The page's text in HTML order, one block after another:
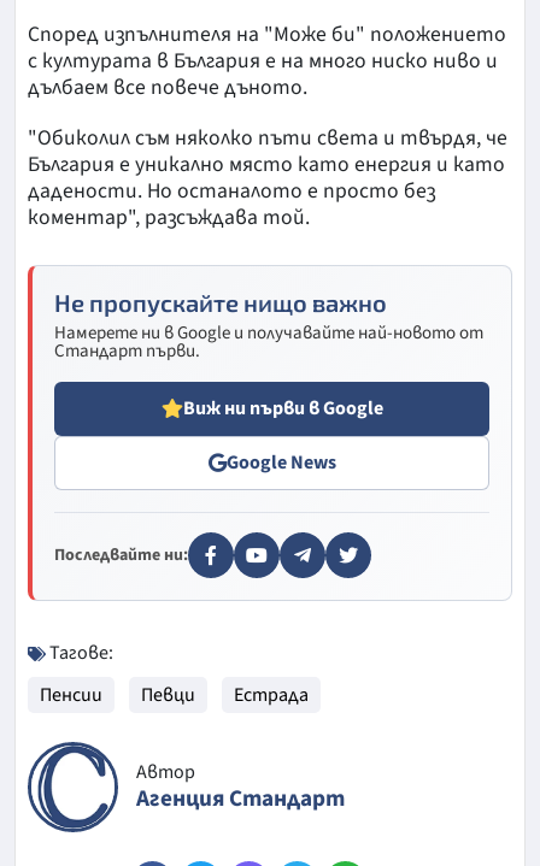
Според изпълнителя на "Може би" положението
с културата в България е на много ниско ниво и
дълбаем все повече дъното.
"Обиколил съм няколко пъти света и твърдя, че
България е уникално място като енергия и като
дадености. Но останалото е просто без
коментар", разсъждава той.
Не пропускайте нищо важно
Намерете ни в Google и получавайте най-новото от
Стандарт първи.
Виж ни първи в Google
Google News
Последвайте ни:
Тагове:
Пенсии
Певци Естрада
Автор
Агенция Стандарт